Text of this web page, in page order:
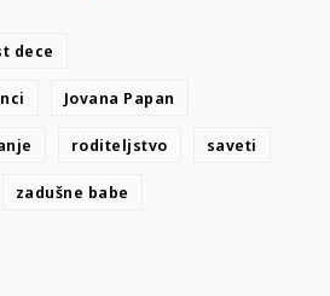
dece
Jovana Papan
roditeljstvo saveti
zadušne babe